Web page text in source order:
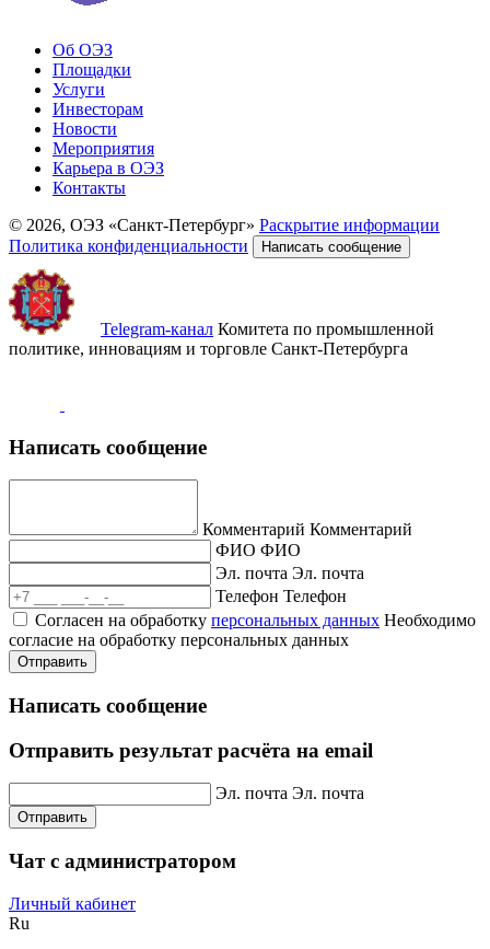
Об ОЭЗ
Площадки
Услуги
Инвесторам
Новости
Мероприятия
Карьера в ОЭЗ
Контакты
© 2026, ОЭЗ «Санкт-Петербург» Раскрытие информации
Политика конфиденциальности
Написать сообщение
Telegram-канал Комитета по промышленной
политике, инновациям и торговле Санкт-Петербурга
Написать сообщение
Комментарий Комментарий
ФИО ФИО
Эл. почта Эл. почта
Телефон Телефон
Согласен на обработку персональных данных Необходимо
согласие на обработку персональных данных
Отправить
Написать сообщение
Отправить результат расчёта на email
Эл. почта Эл. почта
Отправить
Чат с администратором
Личный кабинет
Ru